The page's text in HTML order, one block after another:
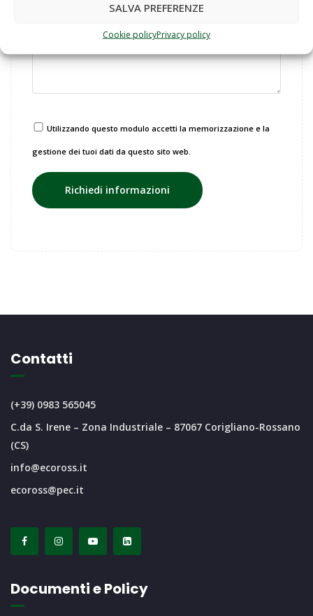
SALVA PREFERENZE
Cookie policyPrivacy policy
Utilizzando questo modulo accetti la memorizzazione e la
gestione dei tuoi dati da questo sito web.
Contatti
(+39) 0983 565045
C.da S. Irene – Zona Industriale – 87067 Corigliano-Rossano
(CS)
info@ecoross.it
ecoross@pec.it
Documenti e Policy